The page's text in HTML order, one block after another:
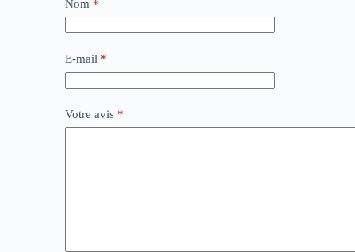
Nom *
E-mail *
Votre avis *